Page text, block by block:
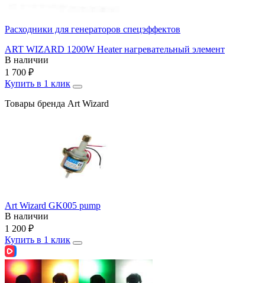
Расходники для генераторов спецэффектов
ART WIZARD 1200W Heater нагревательный элемент
В наличии
1 700 ₽
Купить в 1 клик
Товары бренда Art Wizard
Art Wizard GK005 pump
В наличии
1 200 ₽
Купить в 1 клик